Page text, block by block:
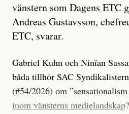
vänstern som Dagens ETC
Andreas Gustavsson,
ETC, svarar.
Gabriel Kuhn och Ninïan
båda tillhör SAC
(#54/2026) om ”
inom vänsterns medielandskap